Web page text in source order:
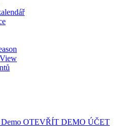
Demo OTEVŘÍT DEMO ÚČET